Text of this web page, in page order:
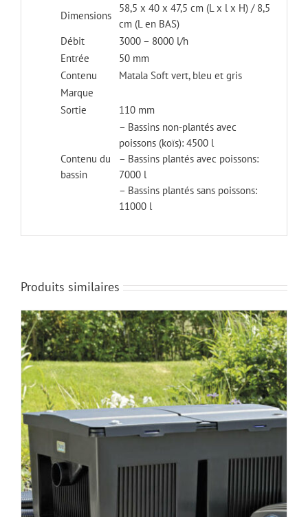
Dimensions
58,5 x 40 x 47,5 cm (L x l x H) / 8,5
cm (L en BAS)
Débit
3000 – 8000 l/h
Entrée
50 mm
Contenu
Matala Soft vert, bleu et gris
Marque
Sortie
110 mm
Contenu du
bassin
– Bassins non-plantés avec
poissons (koïs): 4500 l
– Bassins plantés avec poissons:
7000 l
– Bassins plantés sans poissons:
11000 l
Produits similaires